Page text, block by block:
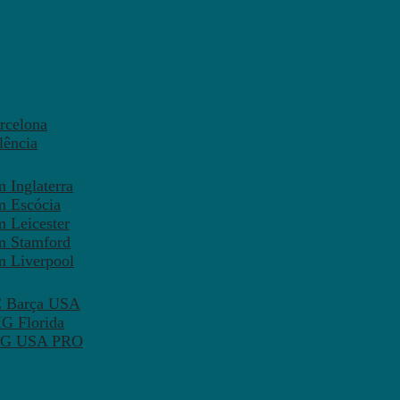
Inglaterra
Escócia
Leicester
Stamford
Liverpool
Barça USA
Florida
USA PRO